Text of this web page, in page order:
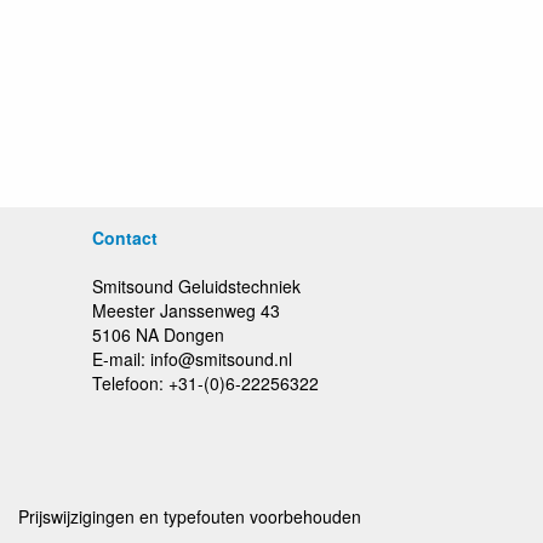
Contact
Smitsound Geluidstechniek
Meester Janssenweg 43
5106 NA Dongen
E-mail: info@smitsound.nl
Telefoon: +31-(0)6-22256322
Prijswijzigingen en typefouten voorbehouden